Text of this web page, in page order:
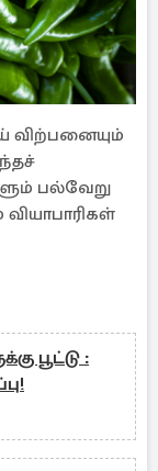
விற்பனையும்
பல்வேறு
பூட்டு :